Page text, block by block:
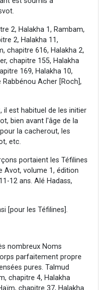
2, Halakha 1, Rambam,
2, Halakha 11,
chapitre 616, Halakha 2,
chapitre 155, Halakha
169, Halakha 10,
Acher [Roch],
est habituel de les initier
bien avant l'âge de la
la cacherout, les
etc.
portaient les Téfilines
Avot, volume 1, édition
12 ans. Alé Hadass,
[pour les Téfilines].
nombreux Noms
parfaitement propre
pures. Talmud
chapitre 4, Halakha